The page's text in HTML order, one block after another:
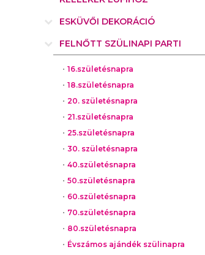
ESKÜVŐI DEKORÁCIÓ
FELNŐTT SZÜLINAPI PARTI
16.születésnapra
18.születésnapra
20. születésnapra
21.születésnapra
25.születésnapra
30. születésnapra
40.születésnapra
50.születésnapra
60.születésnapra
70.születésnapra
80.születésnapra
Évszámos ajándék szülinapra